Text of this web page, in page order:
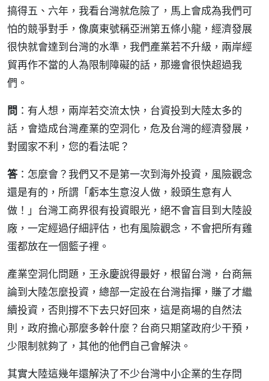
搞得五、六年，我看台灣就危險了，馬上會成為我們可
怕的競爭對手，像廣東號稱亞洲第五條小龍，經濟發展
很快就會達到台灣的水準，我們產業若不升級，兩岸經
貿再作不當的人為限制障礙的話，那邊會很快超過我
們。
問 ：有人想，兩岸若交流太快，台資投到大陸太多的
話，會造成台灣產業的空洞化，危及台灣的經濟發展，
對國家不利，您的看法呢？
答：怎麼會？我們又不是第一次到海外投資，風險觀念
還是有的，所謂「虧本生意沒人做，殺頭生意有人
做！」台灣工商界很有投資眼光，絕不會盲目到大陸設
廠，一定經過仔細評估，也有風險觀念，不會把所有雞
蛋都放在一個籃子裡。
產業空洞化問題，王永慶說得最好，根留台灣，台商無
論到大陸怎麼投資，總部一定設在台灣指揮，賺了才繼
續投資，否則撐不下去只好回來，這是商場的自然法
則，政府擔心那麼多幹什麼？台商只期望政府少干預，
少限制就夠了，其他的他們自己會解決。
其實大陸這幾年還解決了不少台灣中小企業的生存問